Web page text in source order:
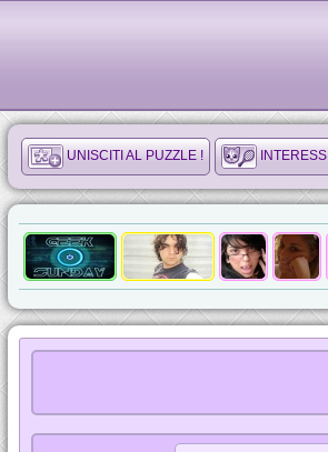
UNISCITI AL PUZZLE ! INTERESSI